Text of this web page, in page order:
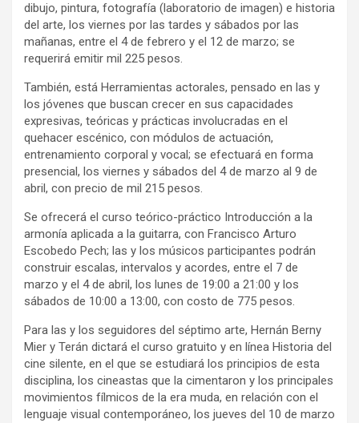
dibujo, pintura, fotografía (laboratorio de imagen) e historia
del arte, los viernes por las tardes y sábados por las
mañanas, entre el 4 de febrero y el 12 de marzo; se
requerirá emitir mil 225 pesos.
También, está Herramientas actorales, pensado en las y
los jóvenes que buscan crecer en sus capacidades
expresivas, teóricas y prácticas involucradas en el
quehacer escénico, con módulos de actuación,
entrenamiento corporal y vocal; se efectuará en forma
presencial, los viernes y sábados del 4 de marzo al 9 de
abril, con precio de mil 215 pesos.
Se ofrecerá el curso teórico-práctico Introducción a la
armonía aplicada a la guitarra, con Francisco Arturo
Escobedo Pech; las y los músicos participantes podrán
construir escalas, intervalos y acordes, entre el 7 de
marzo y el 4 de abril, los lunes de 19:00 a 21:00 y los
sábados de 10:00 a 13:00, con costo de 775 pesos.
Para las y los seguidores del séptimo arte, Hernán Berny
Mier y Terán dictará el curso gratuito y en línea Historia del
cine silente, en el que se estudiará los principios de esta
disciplina, los cineastas que la cimentaron y los principales
movimientos fílmicos de la era muda, en relación con el
lenguaje visual contemporáneo, los jueves del 10 de marzo